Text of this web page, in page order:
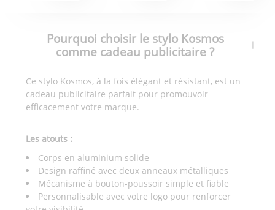
Pourquoi choisir le stylo Kosmos
comme cadeau publicitaire ?
Ce stylo Kosmos, à la fois élégant et résistant, est un
cadeau publicitaire parfait pour promouvoir
efficacement votre marque.
Les atouts :
Corps en aluminium solide
Design raffiné avec deux anneaux métalliques
Mécanisme à bouton-poussoir simple et fiable
Personnalisable avec votre logo pour renforcer